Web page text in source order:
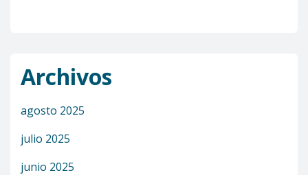
Archivos
agosto 2025
julio 2025
junio 2025